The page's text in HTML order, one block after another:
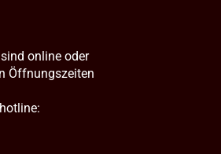
online oder
Öffnungszeiten